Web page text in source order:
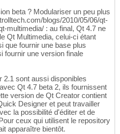
beta ? Modulariser un peu plus
blogs/2010/05/06/qt-
multimedia/ : au final, Qt 4.7 ne
Qt Multimedia, celui-ci étant
que fournir une base plus
fournir une version finale
2.1 sont aussi disponibles
Qt 4.7 beta 2, ils fournissent
version de Qt Creator contient
Designer et peut travailler
la possibilité d'éditer et de
ceux qui utilisent le repository
apparaître bientôt.